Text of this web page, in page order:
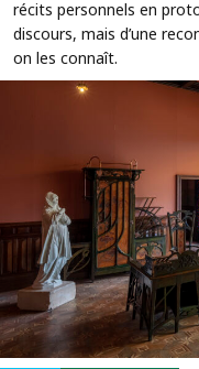
récits personnels en
discours, mais d’une
on les connaît.